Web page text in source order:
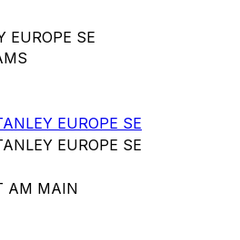
EUROPE SE
EUROPE SE
EUROPE SE
AM MAIN